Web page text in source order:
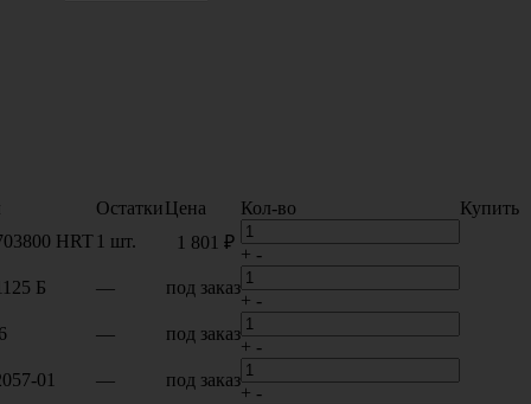
ОстаткиЦена Кол-во
Купить
HRT 1 шт. 1 801 ₽
+ -
Б — под заказ
+ -
— под заказ
+ -
01 — под заказ
+ -